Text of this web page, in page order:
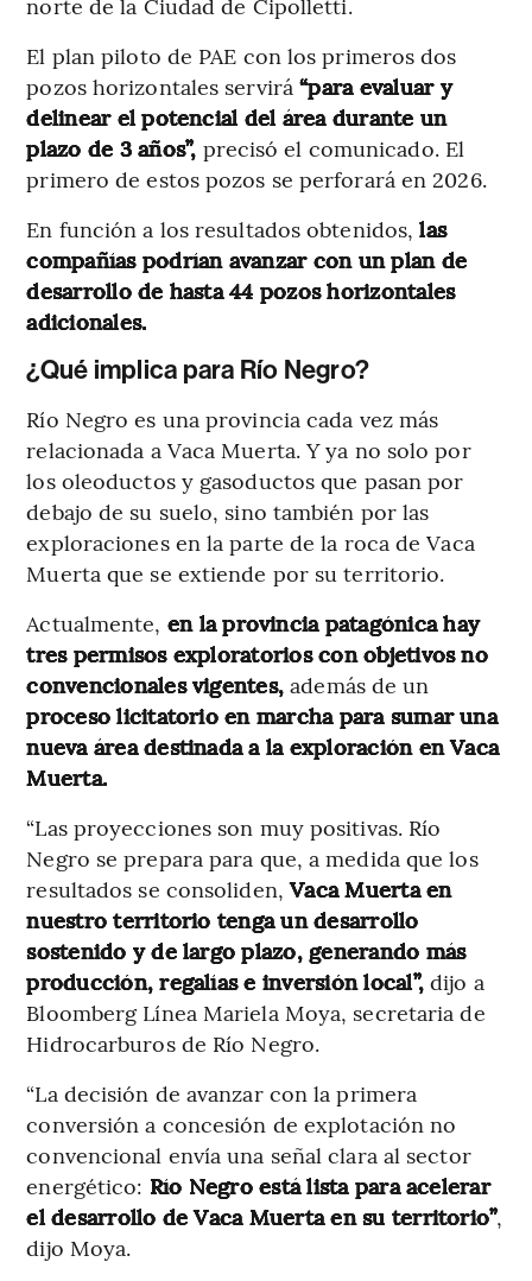
El plan piloto de PAE con los primeros dos
pozos horizontales servirá “para evaluar y
delinear el potencial del área durante un
plazo de 3 años”, precisó el comunicado. El
primero de estos pozos se perforará en 2026.
En función a los resultados obtenidos,las
compañías podrían avanzar con un plan de
desarrollo de hasta 44 pozos horizontales
adicionales.
¿Qué implica para Río Negro?
Río Negro es una provincia cada vez más
relacionada a Vaca Muerta. Y ya no solo por
los oleoductos y gasoductos que pasan por
debajo de su suelo, sino también por las
exploraciones en la parte de la roca de Vaca
Muerta que se extiende por su territorio.
Actualmente, en la provincia patagónica hay
tres permisos exploratorios con objetivos no
convencionales vigentes, además de un
proceso licitatorio en marcha para sumar una
nueva área destinada a la exploración en Vaca
Muerta.
“Las proyecciones son muy positivas. Río
Negro se prepara para que, a medida que los
resultados se consoliden, Vaca Muerta en
nuestro territorio tenga un desarrollo
sostenido y de largo plazo, generando más
producción, regalías e inversión local”, dijo a
Bloomberg Línea Mariela Moya, secretaria de
Hidrocarburos de Río Negro.
“La decisión de avanzar con la primera
conversión a concesión de explotación no
convencional envía una señal clara al sector
energético: Río Negro está lista para acelerar
el desarrollo de Vaca Muerta en su territorio”,
dijo Moya.